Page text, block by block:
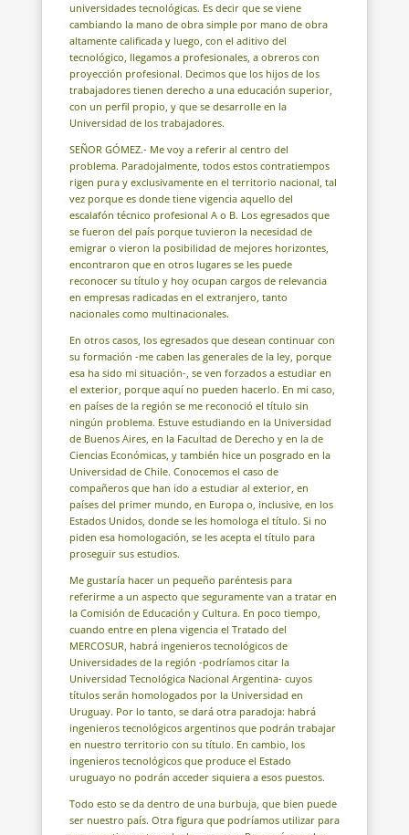
universidades tecnológicas. Es decir que se viene
cambiando la mano de obra simple por mano de obra
altamente calificada y luego, con el aditivo del
tecnológico, llegamos a profesionales, a obreros con
proyección profesional. Decimos que los hijos de los
trabajadores tienen derecho a una educación superior,
con un perfil propio, y que se desarrolle en la
Universidad de los trabajadores.
SEÑOR GÓMEZ.- Me voy a referir al centro del
problema. Paradojalmente, todos estos contratiempos
rigen pura y exclusivamente en el territorio nacional, tal
vez porque es donde tiene vigencia aquello del
escalafón técnico profesional A o B. Los egresados que
se fueron del país porque tuvieron la necesidad de
emigrar o vieron la posibilidad de mejores horizontes,
encontraron que en otros lugares se les puede
reconocer su título y hoy ocupan cargos de relevancia
en empresas radicadas en el extranjero, tanto
nacionales como multinacionales.
En otros casos, los egresados que desean continuar con
su formación -me caben las generales de la ley, porque
esa ha sido mi situación-, se ven forzados a estudiar en
el exterior, porque aquí no pueden hacerlo. En mi caso,
en países de la región se me reconoció el título sin
ningún problema. Estuve estudiando en la Universidad
de Buenos Aires, en la Facultad de Derecho y en la de
Ciencias Económicas, y también hice un posgrado en la
Universidad de Chile. Conocemos el caso de
compañeros que han ido a estudiar al exterior, en
países del primer mundo, en Europa o, inclusive, en los
Estados Unidos, donde se les homologa el título. Si no
piden esa homologación, se les acepta el título para
proseguir sus estudios.
Me gustaría hacer un pequeño paréntesis para
referirme a un aspecto que seguramente van a tratar en
la Comisión de Educación y Cultura. En poco tiempo,
cuando entre en plena vigencia el Tratado del
MERCOSUR, habrá ingenieros tecnológicos de
Universidades de la región -podríamos citar la
Universidad Tecnológica Nacional Argentina- cuyos
títulos serán homologados por la Universidad en
Uruguay. Por lo tanto, se dará otra paradoja: habrá
ingenieros tecnológicos argentinos que podrán trabajar
en nuestro territorio con su título. En cambio, los
ingenieros tecnológicos que produce el Estado
uruguayo no podrán acceder siquiera a esos puestos.
Todo esto se da dentro de una burbuja, que bien puede
ser nuestro país. Otra figura que podríamos utilizar para